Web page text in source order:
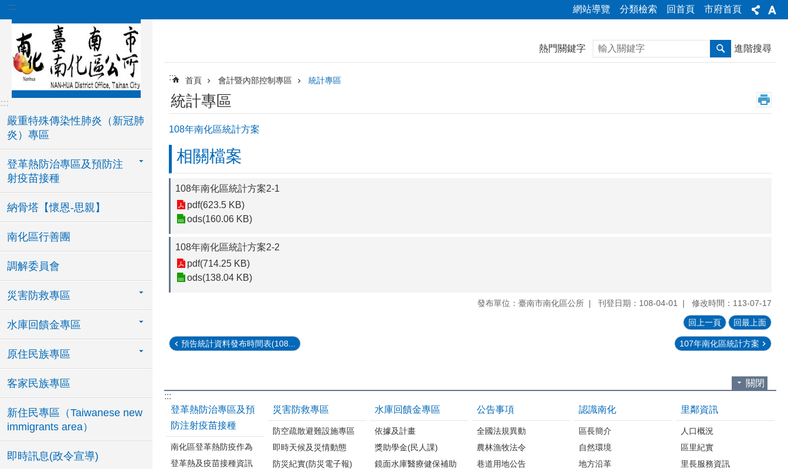
跳到主要內容區塊
::: 網站導覽 分類檢索 回首頁 市府首頁
:::
嚴重特殊傳染性肺炎（新冠肺
炎）專區
登革熱防治專區及預防注
射疫苗接種
納骨塔【懷恩-思親】
南化區行善團
調解委員會
災害防救專區
水庫回饋金專區
原住民族專區
客家民族專區
新住民專區（Taiwanese new
immigrants area）
即時訊息(政令宣導)
熱門關鍵字 搜尋 進階搜尋
::: 首頁 會計暨內部控制專區 統計專區
統計專區
108年南化區統計方案
相關檔案
108年南化區統計方案2-1
pdf(623.5 KB)
ods(160.06 KB)
108年南化區統計方案2-2
pdf(714.25 KB)
ods(138.04 KB)
發布單位：臺南市南化區公所 刊登日期：108-04-01 修改時間：113-07-17
回上一頁 回最上面
預告統計資料發布時間表(108... 107年南化區統計方案
關閉
:::
登革熱防治專區及預
防注射疫苗接種
南化區登革熱防疫作為
登革熱及疫苗接種資訊
災害防救專區
防空疏散避難設施專區
即時天候及災情動態
防災紀實(防災電子報)
水庫回饋金專區
依據及計畫
獎助學金(民人課)
鏡面水庫醫療健保補助
公告事項
全國法規異動
農林漁牧法令
巷道用地公告
認識南化
區長簡介
自然環境
地方沿革
里鄰資訊
人口概況
區里紀實
里長服務資訊